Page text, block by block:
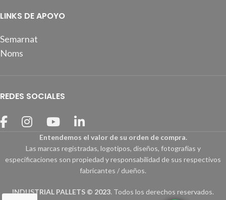
LINKS DE APOYO
Semarnat
Noms
REDES SOCIALES
Entendemos el valor de su orden de compra.
Las marcas registradas, logotipos, diseños, fotografías y
especificaciones son propiedad y responsabilidad de sus respectivos
fabricantes / dueños.
INDUSTRIAL PALLETS © 2023. Todos los derechos reservados.